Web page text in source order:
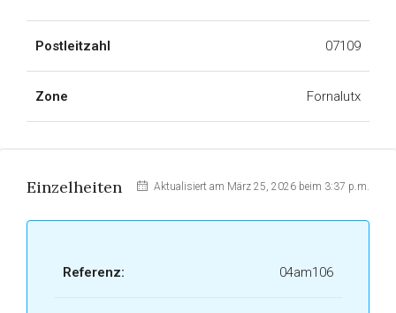
Postleitzahl 07109
Zone Fornalutx
Einzelheiten Aktualisiert am März 25, 2026 beim 3:37 p.m.
Referenz: 04am106